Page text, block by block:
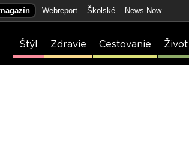
Webreport Školské News Now
Štýl Zdravie Cestovanie Život